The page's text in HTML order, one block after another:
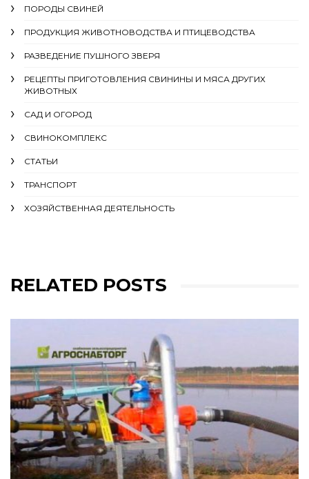
ПОРОДЫ СВИНЕЙ
ПРОДУКЦИЯ ЖИВОТНОВОДСТВА И ПТИЦЕВОДСТВА
РАЗВЕДЕНИЕ ПУШНОГО ЗВЕРЯ
РЕЦЕПТЫ ПРИГОТОВЛЕНИЯ СВИНИНЫ И МЯСА ДРУГИХ
ЖИВОТНЫХ
САД И ОГОРОД
СВИНОКОМПЛЕКС
СТАТЬИ
ТРАНСПОРТ
ХОЗЯЙСТВЕННАЯ ДЕЯТЕЛЬНОСТЬ
RELATED POSTS